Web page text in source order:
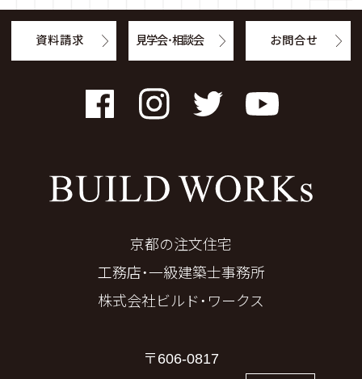
FacebookInstagramTwitter YouTube
京都の注文住宅
工務店・一級建築士事務所
株式会社ビルド・ワークス
〒606-0817
資料請求 見学会・相談会 お問合せ